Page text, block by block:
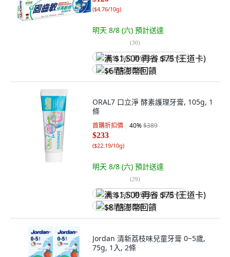
($4.76/10g)
明天 8/8 (六) 預計送達
(30)
满 $1,500 再省 $75 (王道卡)
$6 酷澎幣回饋
ORAL7 口立淨 酵素護理牙膏, 105g, 1
條
首購折扣價 40%$389
$233
($22.19/10g)
明天 8/8 (六) 預計送達
(29)
满 $1,500 再省 $75 (王道卡)
$8 酷澎幣回饋
Jordan 清新荔枝味兒童牙膏 0~5歲,
75g, 1入, 2條